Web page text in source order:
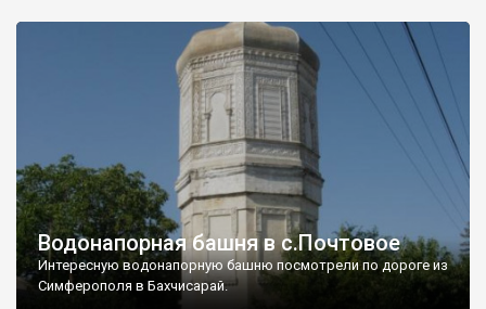
Водонапорная башня в с.Почтовое
Интересную водонапорную башню посмотрели по дороге из
Симферополя в Бахчисарай.